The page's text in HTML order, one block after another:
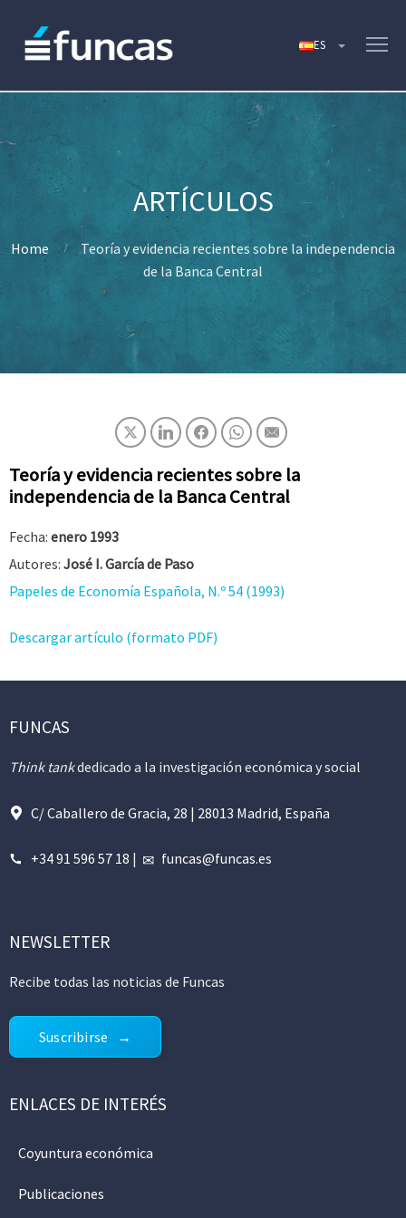
Home
Teoría y evidencia recientes sobre la independencia
de la Banca Central
Teoría y evidencia recientes sobre la
independencia de la Banca Central
Fecha: enero 1993
Autores: José I. García de Paso
Papeles de Economía Española, N.º 54 (1993)
Descargar artículo (formato PDF)
FUNCAS
Think tankdedicado a la investigación económica y social
C/ Caballero de Gracia, 28 | 28013 Madrid, España
+34 91 596 57 18 | funcas@funcas.es
NEWSLETTER
Recibe todas las noticias de Funcas
Suscribirse
ENLACES DE INTERÉS
Coyuntura económica
Publicaciones